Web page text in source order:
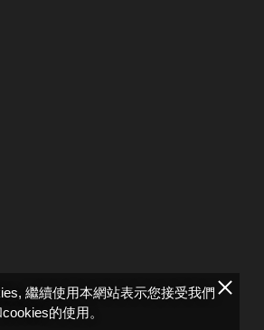
繼續使用本網站表示您接受我們
的使用。